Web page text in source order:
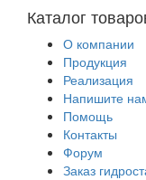
Каталог
О компании
Продукция
Реализация
Напишите
Помощь
Контакты
Форум
Заказ